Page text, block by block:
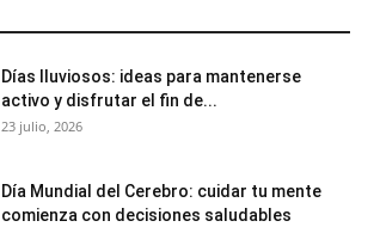
Días lluviosos: ideas para mantenerse
activo y disfrutar el fin de...
23 julio, 2026
Día Mundial del Cerebro: cuidar tu mente
comienza con decisiones saludables